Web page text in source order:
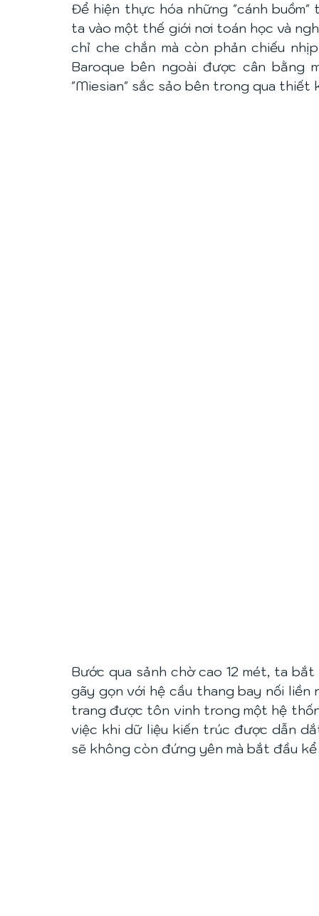
Để hiện thực hóa những "cánh
ta vào một thế giới nơi toán học và
chỉ che chắn mà còn phản chiếu
Baroque bên ngoài được cân
"Miesian" sắc sảo bên trong qua thiết
Bước qua sảnh chờ cao 12 mét, ta
gãy gọn với hệ cầu thang bay nối
trang được tôn vinh trong một hệ
việc khi dữ liệu kiến trúc được dẫn
sẽ không còn đứng yên mà bắt đầu